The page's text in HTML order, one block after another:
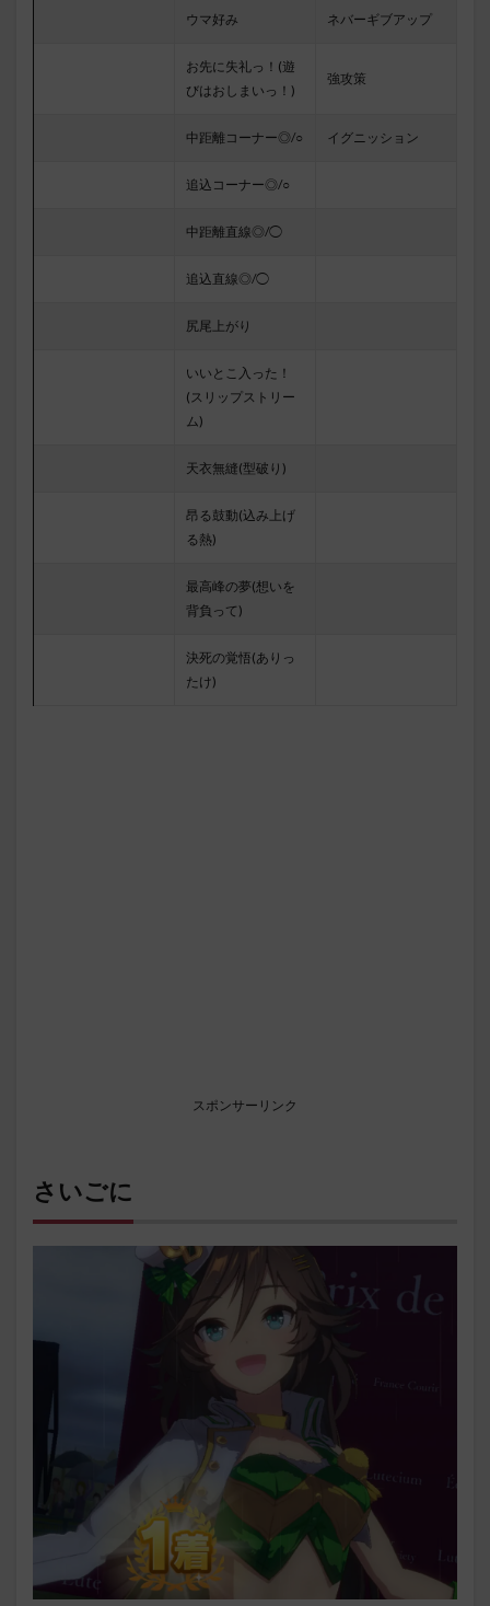
ウマ好み ネバーギブアップ
お先に失礼っ！(遊
びはおしまいっ！)
強攻策
中距離コーナー◎/○ イグニッション
追込コーナー◎/○
中距離直線◎/◯
追込直線◎/◯
尻尾上がり
いいとこ入った！
(スリップストリー
ム)
天衣無縫(型破り)
昂る鼓動(込み上げ
る熱)
最高峰の夢(想いを
背負って)
決死の覚悟(ありっ
たけ)
スポンサーリンク
さいごに